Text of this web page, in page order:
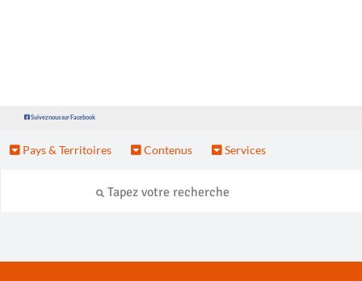
Suivez nous sur Facebook
Pays & Territoires Contenus Services